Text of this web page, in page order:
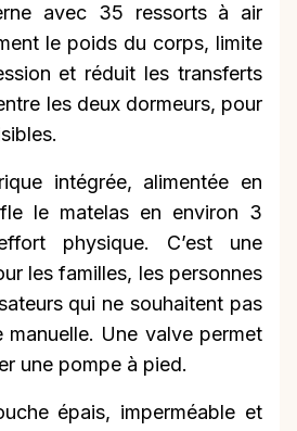
avec 35 ressorts à air
le poids du corps, limite
et réduit les transferts
les deux dormeurs, pour
intégrée, alimentée en
le matelas en environ 3
physique. C’est une
les familles, les personnes
qui ne souhaitent pas
manuelle. Une valve permet
une pompe à pied.
épais, imperméable et